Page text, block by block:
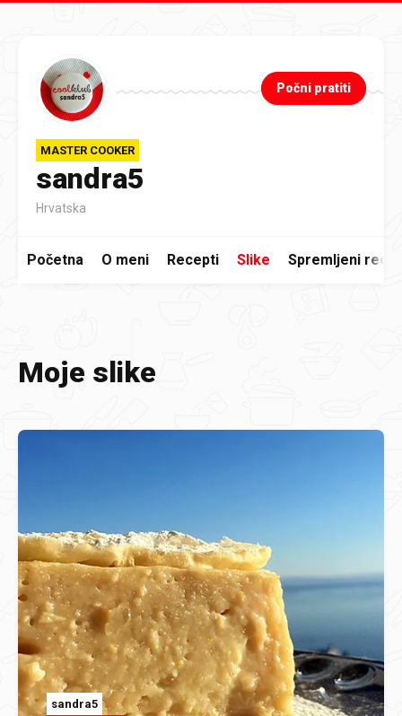
MASTER COOKER
sandra5
Hrvatska
Počni pratiti
Početna O meni Recepti Slike Spremljeni
Moje slike
sandra5